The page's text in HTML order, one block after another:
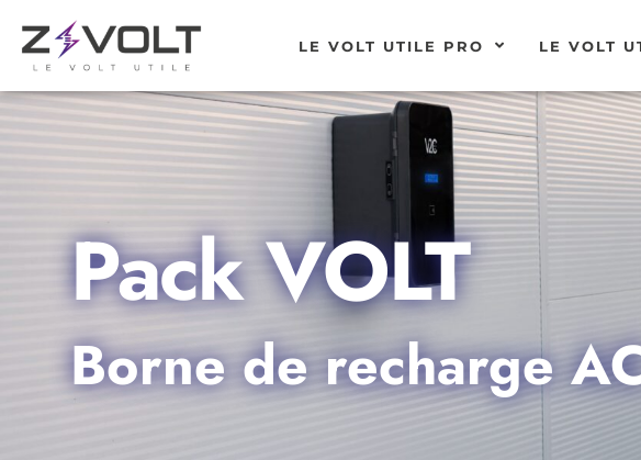
LE VOLT UTILE PRO LE VOLT
Pack VOLT
Borne de recharge